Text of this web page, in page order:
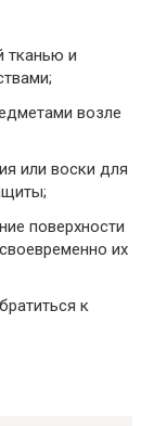
тканью и
возле
или воски для
поверхности
их
к